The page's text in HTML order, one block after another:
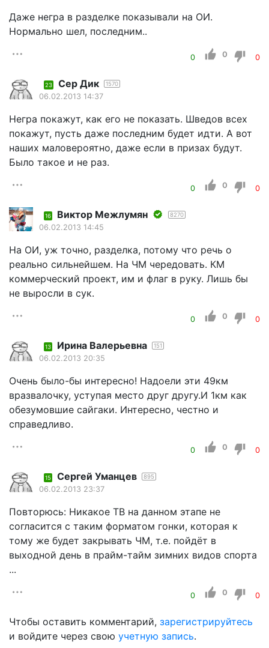
Даже негра в разделке показывали на ОИ.
Нормально шел, последним..
0 0 0
23 Сер Дик 1570
06.02.2013 14:37
Негра покажут, как его не показать. Шведов всех
покажут, пусть даже последним будет идти. А вот
наших маловероятно, даже если в призах будут.
Было такое и не раз.
0 0 0
16 Виктор Межлумян 8270
06.02.2013 14:45
На ОИ, уж точно, разделка, потому что речь о
реально сильнейшем. На ЧМ чередовать. КМ
коммерческий проект, им и флаг в руку. Лишь бы
не выросли в сук.
0 0 0
13 Ирина Валерьевна 151
06.02.2013 20:35
Очень было-бы интересно! Надоели эти 49км
вразвалочку, уступая место друг другу.И 1км как
обезумовшие сайгаки. Интересно, честно и
справедливо.
0 0 0
15 Cергей Уманцев 895
06.02.2013 23:37
Повторюсь: Никакое ТВ на данном этапе не
согласится с таким форматом гонки, которая к
тому же будет закрывать ЧМ, т.е. пойдёт в
выходной день в прайм-тайм зимних видов спорта
...
0 0 0
Чтобы оставить комментарий, зарегистрируйтесь
и войдите через свою учетную запись.